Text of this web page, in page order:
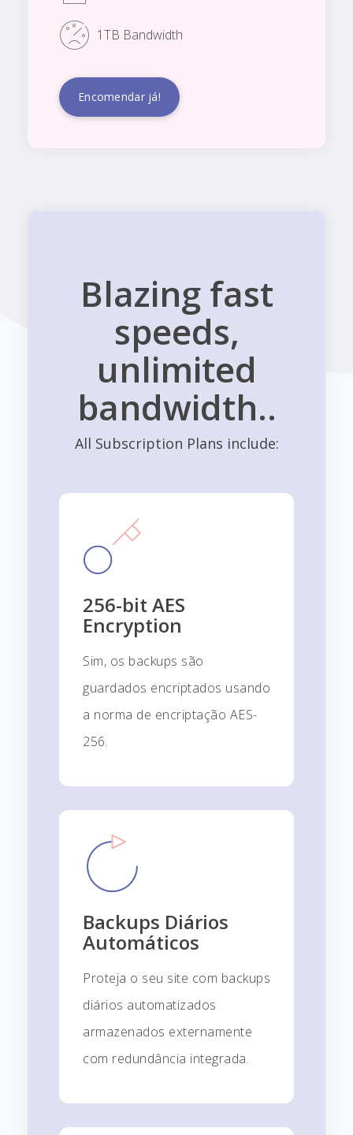
1TB Bandwidth
Encomendar já!
Blazing fast
speeds,
unlimited
bandwidth..
All Subscription Plans include:
256-bit AES
Encryption
Sim, os backups são
guardados encriptados usando
a norma de encriptação AES-
256.
Backups Diários
Automáticos
Proteja o seu site com backups
diários automatizados
armazenados externamente
com redundância integrada.